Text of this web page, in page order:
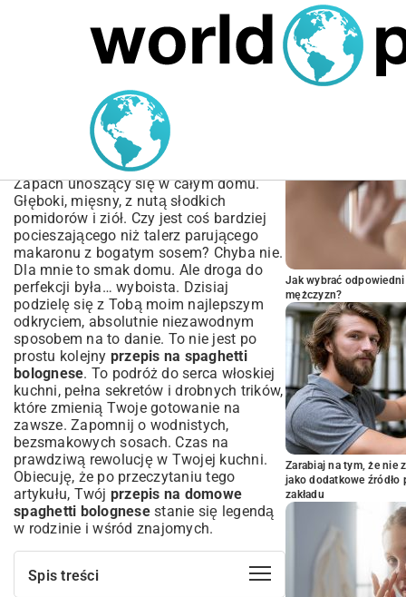
MARIUSZ ŁAMAGA 04.10.2025
Przepis na spaghetti
bolognese – Sekrety
idealnego włoskiego sosu
Zapach unoszący się w całym domu.
Głęboki, mięsny, z nutą słodkich
pomidorów i ziół. Czy jest coś bardziej
pocieszającego niż talerz parującego
makaronu z bogatym sosem? Chyba nie.
Dla mnie to smak domu. Ale droga do
perfekcji była… wyboista. Dzisiaj
podzielę się z Tobą moim najlepszym
odkryciem, absolutnie niezawodnym
sposobem na to danie. To nie jest po
prostu kolejny przepis na spaghetti
bolognese. To podróż do serca włoskiej
kuchni, pełna sekretów i drobnych trików,
które zmienią Twoje gotowanie na
zawsze. Zapomnij o wodnistych,
bezsmakowych sosach. Czas na
prawdziwą rewolucję w Twojej kuchni.
Obiecuję, że po przeczytaniu tego
artykułu, Twój przepis na domowe
spaghetti bolognesestanie się legendą
w rodzinie i wśród znajomych.
Spis treści
Jak wybrać
mężczyzn?
Zarabiaj na tym, że nie
jako dodatkowe
zakładu